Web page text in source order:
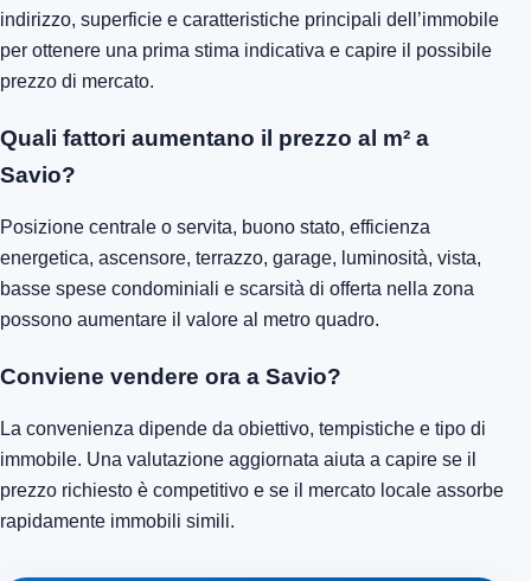
indirizzo, superficie e caratteristiche principali dell’immobile
per ottenere una prima stima indicativa e capire il possibile
prezzo di mercato.
Quali fattori aumentano il prezzo al m² a
Savio?
Posizione centrale o servita, buono stato, efficienza
energetica, ascensore, terrazzo, garage, luminosità, vista,
basse spese condominiali e scarsità di offerta nella zona
possono aumentare il valore al metro quadro.
Conviene vendere ora a Savio?
La convenienza dipende da obiettivo, tempistiche e tipo di
immobile. Una valutazione aggiornata aiuta a capire se il
prezzo richiesto è competitivo e se il mercato locale assorbe
rapidamente immobili simili.